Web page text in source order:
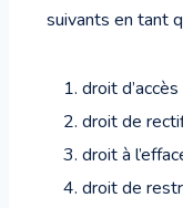
suivants en tant
droit d’accès
droit de
droit à
droit de